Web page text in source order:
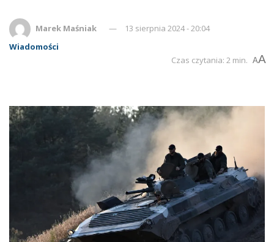
Marek Maśniak
13 sierpnia 2024 - 20:04
Wiadomości
Czas czytania: 2 min. AA